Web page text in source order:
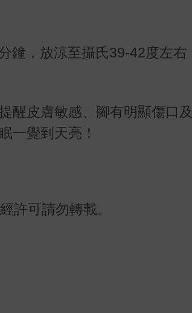
鐘，放涼至攝氏39-42度左右
醒皮膚敏感、腳有明顯傷口
一覺到天亮！
許可請勿轉載。